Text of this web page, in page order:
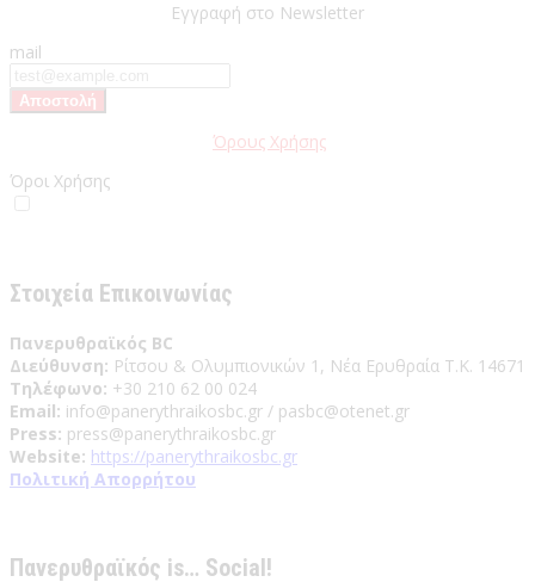
Εγγραφή στο Newsletter
mail
Όρους Χρήσης
Όροι Χρήσης
Στοιχεία Επικοινωνίας
Πανερυθραϊκός BC
Διεύθυνση: Ρίτσου & Ολυμπιονικών 1, Νέα Ερυθραία Τ.Κ. 14671
Τηλέφωνο: +30 210 62 00 024
Email: info@panerythraikosbc.gr / pasbc@otenet.gr
Press: press@panerythraikosbc.gr
Website: https://panerythraikosbc.gr
Πολιτική Απορρήτου
Πανερυθραϊκός is… Social!